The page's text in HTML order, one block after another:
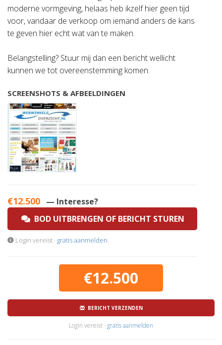
moderne vormgeving, helaas heb ikzelf hier geen tijd
voor, vandaar de verkoop om iemand anders de kans
te geven hier echt wat van te maken.
Belangstelling? Stuur mij dan een bericht wellicht
kunnen we tot overeenstemming komen.
SCREENSHOTS & AFBEELDINGEN
€12.500 — Interesse?
BOD UITBRENGEN OF BERICHT STUREN
Login vereist · gratis aanmelden
€12.500
BERICHT VERZENDEN
Login vereist · gratis aanmelden